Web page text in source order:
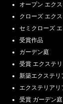
オープン エク
クローズ エク
セミクローズ
受賞作品
ガーデン庭
受賞 エクステ
新築エクステリ
エクステリアリ
受賞 ガーデン庭